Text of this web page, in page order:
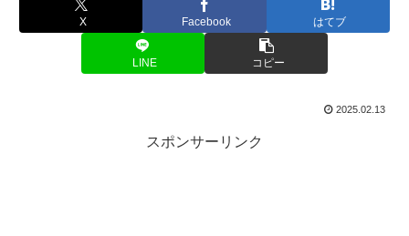
X Facebook はてブ
LINE コピー
2025.02.13
スポンサーリンク